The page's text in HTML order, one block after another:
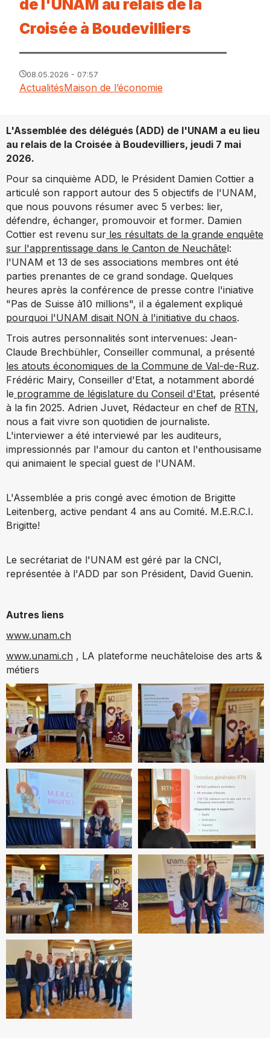
de l'UNAM au relais de la
Croisée à Boudevilliers
08.05.2026 - 07:57
ActualitésMaison de l’économie
L'Assemblée des délégués (ADD) de l'UNAM a eu lieu
au relais de la Croisée à Boudevilliers, jeudi 7 mai
2026.
Pour sa cinquième ADD, le Président Damien Cottier a
articulé son rapport autour des 5 objectifs de l'UNAM,
que nous pouvons résumer avec 5 verbes: lier,
défendre, échanger, promouvoir et former. Damien
Cottier est revenu sur les résultats de la grande enquête
sur l'apprentissage dans le Canton de Neuchâtel:
l'UNAM et 13 de ses associations membres ont été
parties prenantes de ce grand sondage. Quelques
heures après la conférence de presse contre l'iniative
"Pas de Suisse à10 millions", il a également expliqué
pourquoi l'UNAM disait NON à l'initiative du chaos.
Trois autres personnalités sont intervenues: Jean-
Claude Brechbühler, Conseiller communal, a présenté
les atouts économiques de la Commune de Val-de-Ruz.
Frédéric Mairy, Conseiller d'Etat, a notamment abordé
le programme de législature du Conseil d'Etat, présenté
à la fin 2025. Adrien Juvet, Rédacteur en chef de RTN,
nous a fait vivre son quotidien de journaliste.
L'interviewer a été interviewé par les auditeurs,
impressionnés par l'amour du canton et l'enthousisame
qui animaient le special guest de l'UNAM.
L'Assemblée a pris congé avec émotion de Brigitte
Leitenberg, active pendant 4 ans au Comité. M.E.R.C.I.
Brigitte!
Le secrétariat de l'UNAM est géré par la CNCI,
représentée à l'ADD par son Président, David Guenin.
Autres liens
www.unam.ch
www.unami.ch , LA plateforme neuchâteloise des arts &
métiers